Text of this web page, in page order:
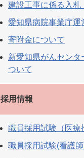
建設工事に係る入札
愛知県病院事業庁運
寄附金について
新愛知県がんセンタ
ついて
採用情報
職員採用試験（医療
職員採用試験(看護